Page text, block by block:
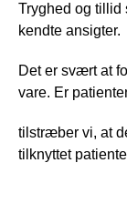
Tryghed og tillid
kendte ansigter.
Det er svært at
vare. Er
tilstræber vi, at
tilknyttet